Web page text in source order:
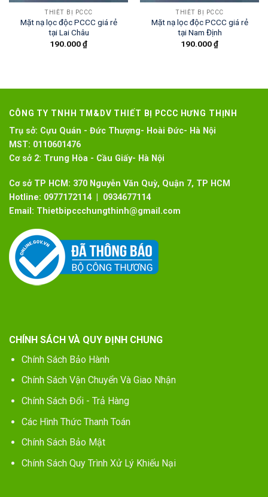
THIẾT BỊ PCCC
Mặt nạ lọc độc PCCC giá rẻ
tại Lai Châu
190.000₫
THIẾT BỊ PCCC
Mặt nạ lọc độc PCCC giá rẻ
tại Nam Định
190.000₫
CÔNG TY TNHH TM&DV THIẾT BỊ PCCC HƯNG THỊNH
Trụ sở: Cựu Quán - Đức Thượng- Hoài Đức- Hà Nội
MST: 0110601476
Cơ sở 2: Trung Hòa - Cầu Giấy- Hà Nội
Cơ sở TP HCM: 370 Nguyễn Văn Quỳ, Quận 7, TP HCM
Hotline: 0977172114 | 0934677114
Email: Thietbipccchungthinh@gmail.com
CHÍNH SÁCH VÀ QUY ĐỊNH CHUNG
Chính Sách Bảo Hành
Chính Sách Vận Chuyển Và Giao Nhận
Chính Sách Đổi - Trả Hàng
Các Hình Thức Thanh Toán
Chính Sách Bảo Mật
Chính Sách Quy Trình Xử Lý Khiếu Nại